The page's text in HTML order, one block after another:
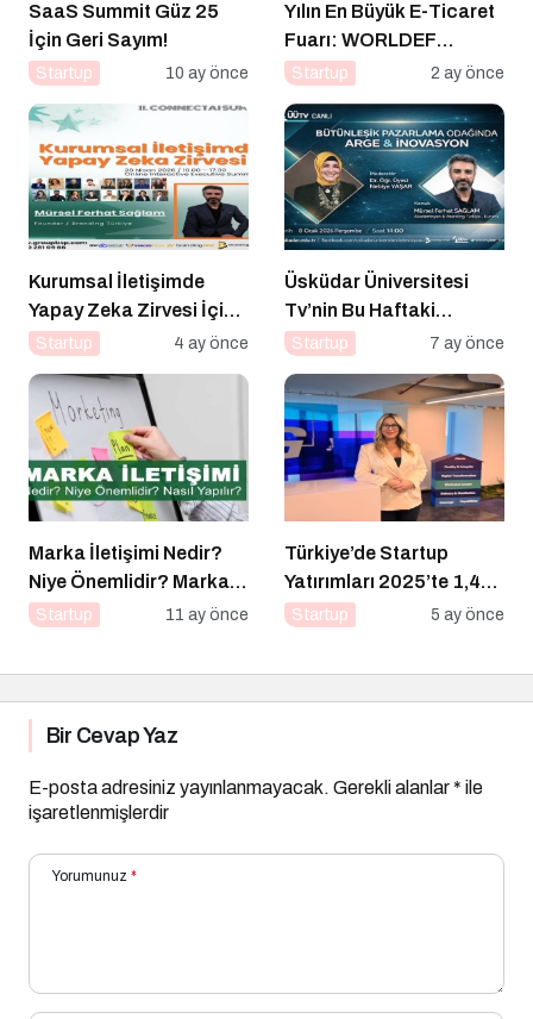
SaaS Summit Güz 25
İçin Geri Sayım!
Startup 10 ay önce
Yılın En Büyük E-Ticaret
Fuarı: WORLDEF
Istanbul 2026
Startup 2 ay önce
Kurumsal İletişimde
Yapay Zeka Zirvesi İçin
Geri Sayım!
Startup 4 ay önce
Üsküdar Üniversitesi
Tv’nin Bu Haftaki
Konuğu Mürsel Ferhat
Startup 7 ay önce
Marka İletişimi Nedir?
Niye Önemlidir? Marka
İletişimi Nasıl Yapılır?
Startup 11 ay önce
Türkiye’de Startup
Yatırımları 2025’te 1,4
Milyar Dolara Ulaştı
Startup 5 ay önce
Bir Cevap Yaz
E-posta adresiniz yayınlanmayacak. Gerekli alanlar* ile
işaretlenmişlerdir
Yorumunuz *